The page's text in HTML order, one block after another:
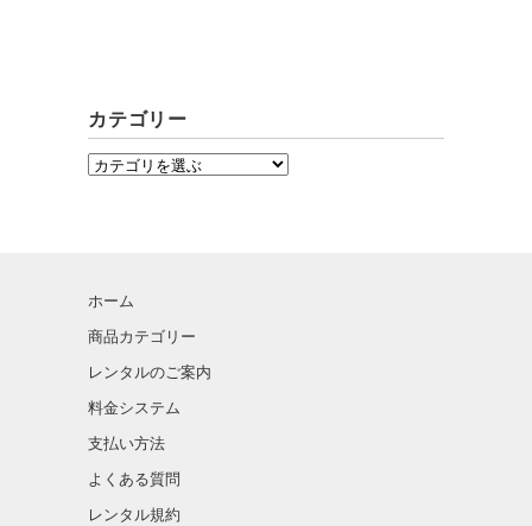
カテゴリー
ホーム
商品カテゴリー
レンタルのご案内
料金システム
支払い方法
よくある質問
レンタル規約